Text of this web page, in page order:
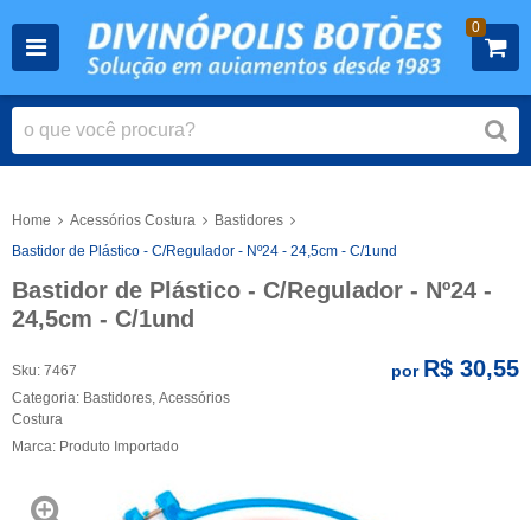
0
Home Acessórios Costura
Bastidores
Bastidor de Plástico - C/Regulador - Nº24 - 24,5cm - C/1und
Bastidor de Plástico - C/Regulador - Nº24 -
24,5cm - C/1und
Sku: 7467
Categoria: Bastidores Acessórios
Costura
Marca: Produto Importado
por R$ 30,55